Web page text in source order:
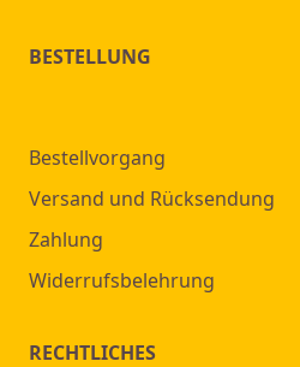
BESTELLUNG
Bestellvorgang
Versand und Rücksendung
Zahlung
Widerrufsbelehrung
RECHTLICHES